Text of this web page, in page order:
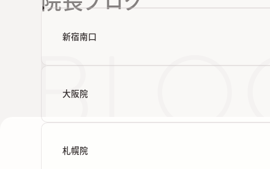
新宿南口
大阪院
札幌院